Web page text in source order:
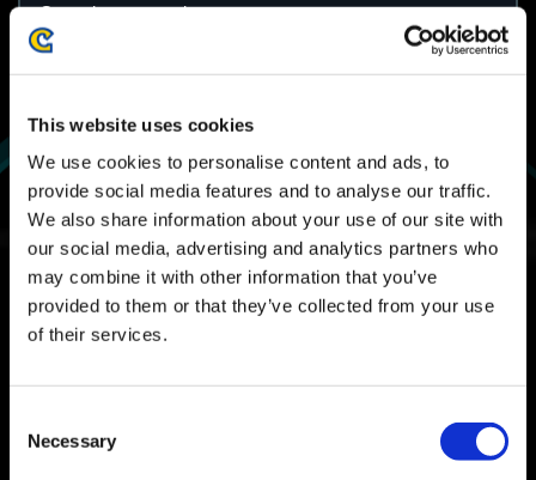
This website uses cookies
We use cookies to personalise content and ads, to
provide social media features and to analyse our traffic.
We also share information about your use of our site with
our social media, advertising and analytics partners who
may combine it with other information that you’ve
provided to them or that they’ve collected from your use
of their services.
Selection
Necessary
Cupola protettiva.
Questo modulo modifica le caratteristiche di
Cupola protettiva di Krieger.
Tu e i tuoi alleati potrete usare le abilità più
spesso. Di conseguenza, la capacità
Altri moduli sono stati resi disponibili.